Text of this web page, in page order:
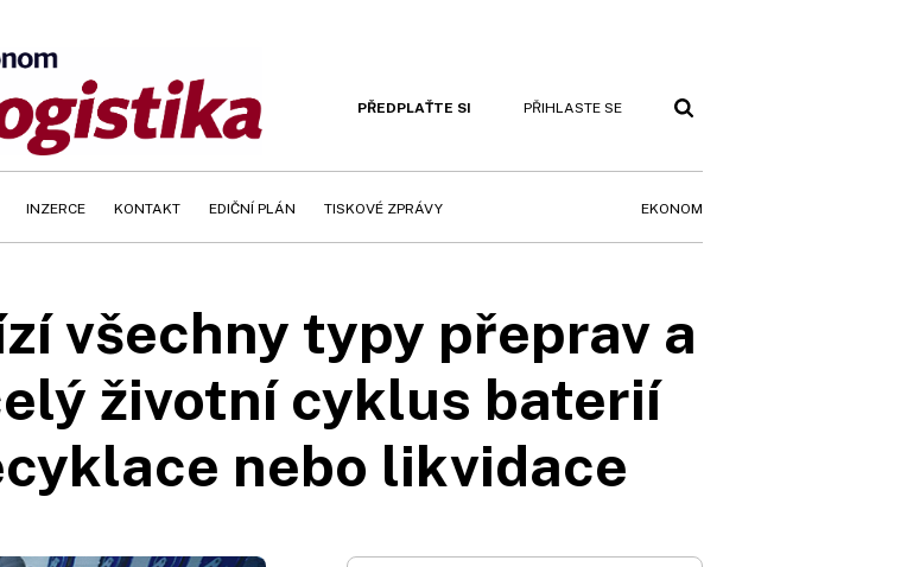
PŘEDPLAŤTE SI PŘIHLASTE SE
INZERCE KONTAKT EDIČNÍ PLÁN TISKOVÉ ZPRÁVY EKONOM
všechny typy přeprav a
životní cyklus baterií
nebo likvidace